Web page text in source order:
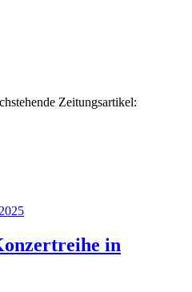
Zeitungsartikel:
in